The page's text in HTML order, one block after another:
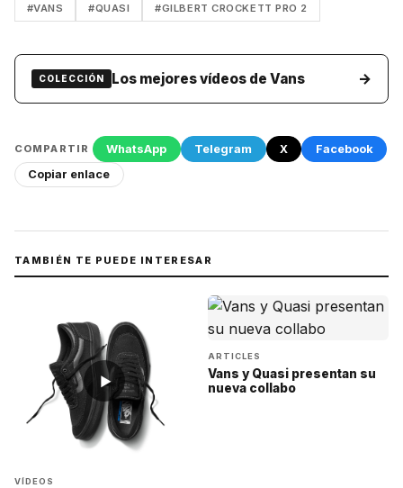
#VANS #QUASI #GILBERT CROCKETT PRO 2
COLECCIÓN Los mejores vídeos de Vans →
COMPARTIR WhatsApp Telegram X
Facebook
Copiar enlace
TAMBIÉN TE PUEDE INTERESAR
▶
VÍDEOS
ARTICLES
Vans y Quasi presentan su
nueva collabo